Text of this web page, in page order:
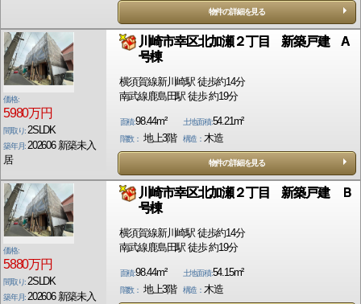
物件の詳細を見る
価格:
5980万円
間取り:2SLDK
築年月:202606 新築未入
居
川崎市幸区北加瀬２丁目 新築戸建 A
号棟
横須賀線新川崎駅 徒歩約14分
南武線鹿島田駅 徒歩 約19分
面積:98.44m² 土地面積:54.21m²
階数： 地上3階 構造：木造
物件の詳細を見る
価格:
5880万円
間取り:2SLDK
築年月:202606 新築未入
川崎市幸区北加瀬２丁目 新築戸建 Ｂ
号棟
横須賀線新川崎駅 徒歩約14分
南武線鹿島田駅 徒歩 約19分
面積:98.44m² 土地面積:54.15m²
階数： 地上3階 構造：木造